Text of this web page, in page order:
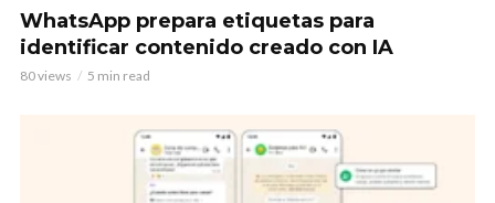
WhatsApp prepara etiquetas para
identificar contenido creado con IA
80 views 5 min read